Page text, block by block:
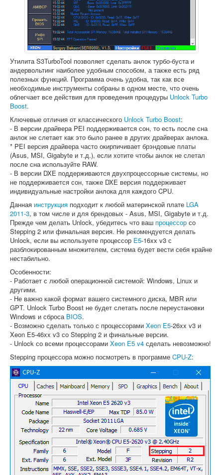
Софт
Утилита S3TurboTool позволяет сделать анлок турбо-буста и
андервольтинг наиболее удобным способом, а также есть ряд
полезных функций. Программа очень удобна, так как все
необходимые инструменты собраны в одном месте, что очень
облегчает все действия для проведения процедуры Unlock Turbo
Boost.
Ключевые отличия от классического Unlock Turbo Boost:
- В версии драйвера PEI поддерживается сон, то есть после сна
анлок не слетает как это было ранее в других драйверах анлока.
* PEI версия драйвера часто окирпичивает брэндовые платы
(Asus, MSI, Gigabyte и т.д.), если хотите чтобы анлок не слетал
после сна используйте RAW.
- В версии DXE поддерживаются двухпроцессорные системы, но
не поддерживается сон, также DXE версия поддерживает
индивидуальные настройки анлока для каждого CPU.
Данная инструкция подходит к любой материнской плате LGA
2011-3, в том числе и для брендовых - Asus, MSI, Gigabyte и т.д.
Прежде чем делать Unlock, убедитесь что ваш процессор со
Stepping 2 или финальная версия. Не рекомендуется делать
Unlock, если вы используете процессор E5-16xx v3 с
разблокированным множителем, система будет вести себя крайне
нестабильно.
Особенности:
- Работает с любой операционной системой: Windows, Linux и
другими.
- Не важно какой формат вашего системного диска, MBR или
GPT. Unlock Turbo Boost не будет слетать после переустановки
Windows и сброса BIOS.
- Возможно сделать только с процессорами Xeon E5-26xx v3 и
Xeon E5-46xx v3 со Stepping 2 и финальные версии.
- Unlock со всеми процессорами Xeon E5 v4 сделать невозможно!
Stepping процессора можно посмотреть в программе CPU-Z: